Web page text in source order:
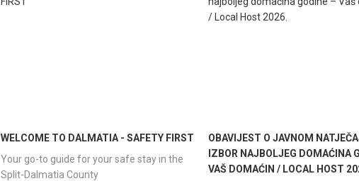
WELCOME TO DALMATIA - SAFETY FIRST
Your go-to guide for your safe stay in the
Split-Dalmatia County
OBAVIJEST O JAVNOM
IZBOR NAJBOLJEG DOMAĆINA
VAŠ DOMAĆIN / LOCAL HOST